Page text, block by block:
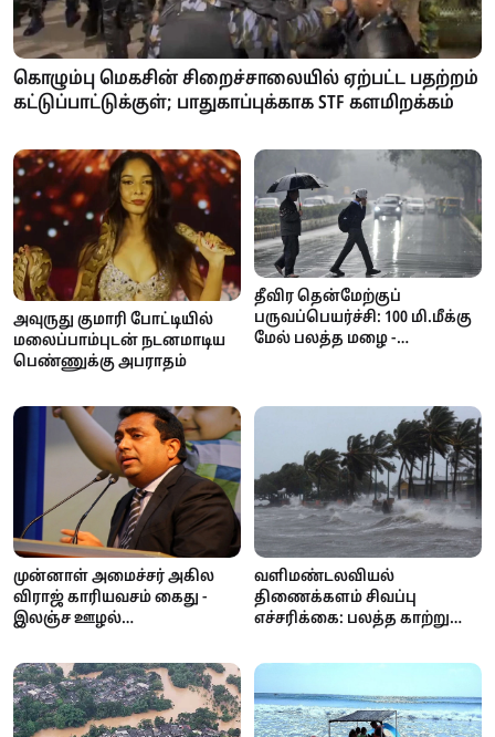
கொழும்பு மெகசின் சிறைச்சாலையில் ஏற்பட்ட பதற்றம்
கட்டுப்பாட்டுக்குள்; பாதுகாப்புக்காக STF களமிறக்கம்
அவுருது குமாரி போட்டியில்
மலைப்பாம்புடன் நடனமாடிய
பெண்ணுக்கு அபராதம்
தீவிர தென்மேற்குப்
பருவப்பெயர்ச்சி: 100 மி.மீக்கு
மேல் பலத்த மழை -
முன்னாள் அமைச்சர் அகில
விராஜ் காரியவசம் கைது -
இலஞ்ச ஊழல்
வாக்குமூலம் அளிக்க
வந்தபோது அதிரடி!
வளிமண்டலவியல்
திணைக்களம் சிவப்பு
எச்சரிக்கை: பலத்த காற்று
- மீனவர்களுக்கு முக்கிய